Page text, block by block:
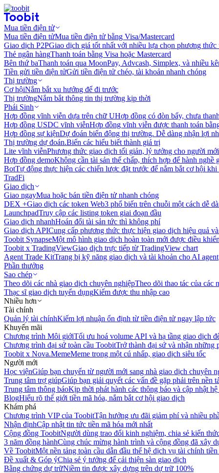
Mua tiền điện tử
Mua tiền điện tửMua tiền điện tử bằng Visa/Mastercard
Giao dịch P2PGiao dịch giá tốt nhất với nhiều lựa chọn phương thức
Thẻ ngân hàngThanh toán bằng Visa hoặc Mastercard
Bên thứ baThanh toán qua MoonPay, Advcash, Simplex, và nhiều
Tiền gửi tiền điện tửGửi tiền điện tử chéo, tài khoản nhanh chóng
Thị trường
Cơ hộiNắm bắt xu hướng để đi trước
Thị trườngNắm bắt thông tin thị trường kịp thời
Phái Sinh
Hợp đồng vĩnh viễn dựa trên chữ UHợp đồng có đòn bẩy, chưa
Hợp đồng USDC vĩnh viễnHợp đồng vĩnh viễn được thanh toán
Hợp đồng sự kiệnDự đoán biến động thị trường. Dễ dàng nhận lợi
Thị trường dự đoán.Biến các hiểu biết thành giá trị
Lite vĩnh viễnPhương thức giao dịch tối giản, lý tưởng cho người
Hợp đồng demoKhông cần tài sản thế chấp, thích hợp để hành nghề
BotTự động thực hiện các chiến lược đặt trước để nắm bắt cơ hội
TradFi
Giao dịch
Giao ngayMua hoặc bán tiền điện tử nhanh chóng
DEX +Giao dịch các token Web3 phổ biến trên chuỗi một cách dễ
LaunchpadTruy cập các listing token giai đoạn đầu
Giao dịch nhanhHoán đổi tài sản tức thì không phí
Giao dịch APICung cấp phương thức thực hiện giao dịch hiệu quả
Toobit SynapseMột mô hình giao dịch hoàn toàn mới được điều
Toobit x TradingViewGiao dịch trực tiếp từ TradingView chart
Agent Trade KitTrang bị kỹ năng giao dịch và tài khoản cho AI agent
Phần thưởng
Sao chép
Theo dõi các nhà giao dịch chuyên nghiệpTheo dõi thao tác của các
Thạc sĩ giao dịch tuyển dụngKiếm được thu nhập cao
Nhiều hơn
Tài chính
Quản lý tài chínhKiếm lợi nhuận ổn định từ tiền điện tử ngay lập tức
Khuyến mãi
Chương trình Môi giớiTối ưu hoá volume API và hạ tầng giao dịch
Chương trình đại sứ toàn cầu ToobitTrở thành đại sứ và nhận những
Toobit x Nova.MemeMeme trong một cú nhấp, giao dịch siêu tốc
Người mới
Học việnGiúp bạn chuyển từ người mới sang nhà giao dịch chuyên
Trung tâm trợ giúpGiúp bạn giải quyết các vấn đề gặp phải trên nền
Trung tâm thông báoKịp thời phát hành các thông báo và cập nhật
BlogHiểu rõ thế giới tiền mã hóa, nắm bắt cơ hội giao dịch
Khám phá
Chương trình VIP của ToobitTận hưởng ưu đãi giảm phí và nhiều
Nhận địnhCập nhật tin tức tiền mã hóa mới nhất
Cộng đồng ToobitNgười dùng trao đổi kinh nghiệm, chia sẻ kiến
3 năm đồng hànhCùng chúc mừng hành trình và cộng đồng đã xây
Về ToobitMột nền tảng toàn cầu dẫn đầu thế hệ dịch vụ tài chính
Đề xuất & Góp ýChia sẻ ý tưởng để cải thiện sàn giao dịch
Bằng chứng dự trữNiềm tin được xây dựng trên dự trữ 100%